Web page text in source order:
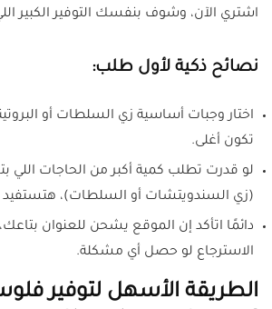
اشتري الآن، وشوف بنفسك التوفير الكبير
نصائح ذكية لأول طلب:
اختار وجبات أساسية زي السلطات أو
تكون أغلى.
لو قدرت تطلب كمية أكبر من الحاجات اللي
(زي السندويتشات أو السلطات)، هتستفيد
دائمًا اتأكد إن الموقع يشحن للعنوان
الاسترجاع لو حصل أي مشكلة.
الطريقة الأسهل لتوفير